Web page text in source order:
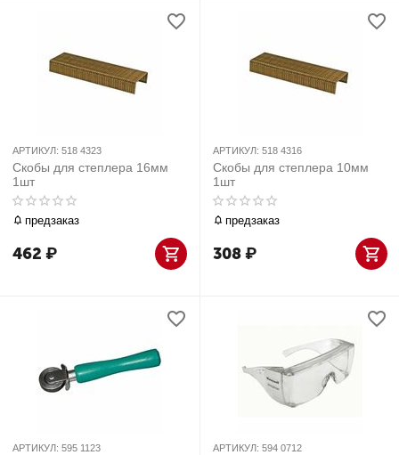
АРТИКУЛ: 518 4323
Скобы для степлера 16мм
1шт
предзаказ
462 ₽
АРТИКУЛ: 518 4316
Скобы для степлера 10мм
1шт
предзаказ
308₽
АРТИКУЛ: 595 1123 АРТИКУЛ: 594 0712